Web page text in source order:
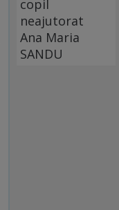
copil
neajutorat
Ana Maria
SANDU